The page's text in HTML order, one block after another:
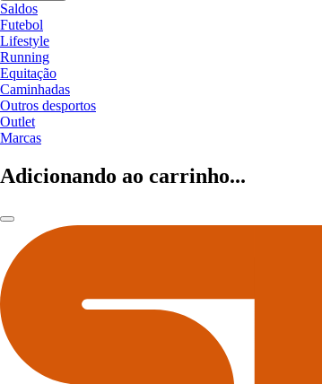
Saldos
Futebol
Lifestyle
Running
Equitação
Caminhadas
Outros desportos
Outlet
Marcas
Adicionando ao carrinho...